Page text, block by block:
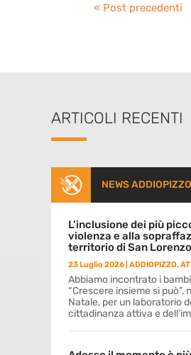
« Post precedenti
ARTICOLI RECENTI
NEWS ADDIOPIZZO
L’inclusione dei più
violenza e alla
territorio di San Lorenzo
23 Luglio 2026 ADDIOPIZZO,
Abbiamo incontrato i
“Crescere insieme si può”,
Natale, per un laboratorio
cittadinanza attiva e